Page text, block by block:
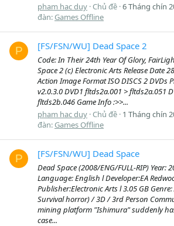
pham hac duy Chủ đề 6 Tháng chín
đàn: Games Offline
P [FS/FSN/WU] Dead Space 2
Code: In Their 24th Year Of Glory,
Space 2 (c) Electronic Arts Release Date
Action Image Format ISO DISCS 2 DVDs
v2.0.3.0 DVD1 fltds2a.001 > fltds2a.051
fltds2b.046 Game Info :>>...
pham hac duy Chủ đề 1 Tháng chín
đàn: Games Offline
P [FS/FSN/WU] Dead Space
Dead Space (2008/ENG/FULL-RIP) Year:
Language: English l Developer:EA
Publisher:Electronic Arts l 3.05 GB
Survival horror) / 3D / 3rd Person
mining platform "Ishimura" suddenly
case...